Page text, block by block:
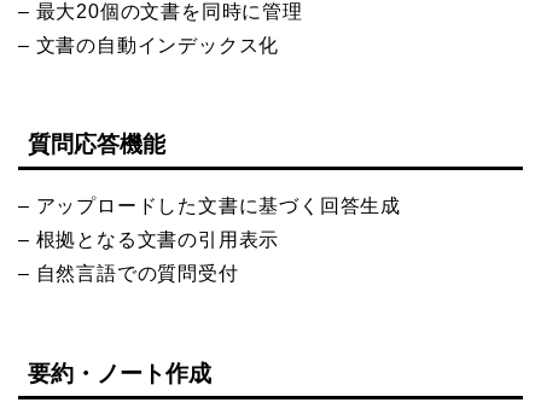
– 最大20個の文書を同時に管理
– 文書の自動インデックス化
質問応答機能
– アップロードした文書に基づく回答生成
– 根拠となる文書の引用表示
– 自然言語での質問受付
要約・ノート作成